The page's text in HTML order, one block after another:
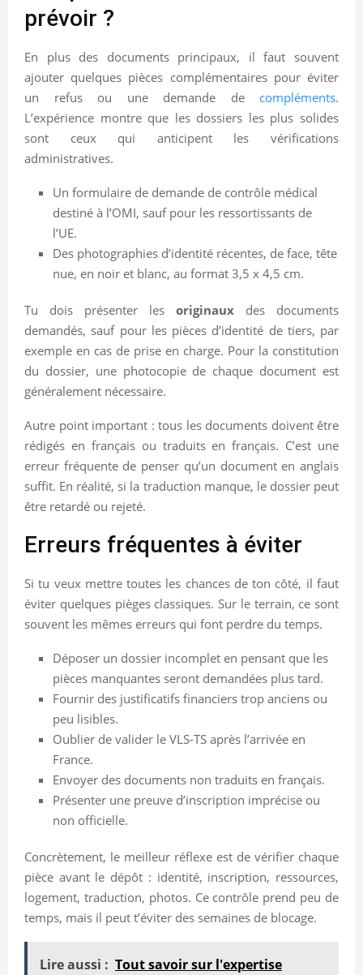
prévoir ?
En plus des documents principaux, il faut souvent
ajouter quelques pièces complémentaires pour éviter
un refus ou une demande de compléments.
L’expérience montre que les dossiers les plus solides
sont ceux qui anticipent les vérifications
administratives.
Un formulaire de demande de contrôle médical
destiné à l’OMI, sauf pour les ressortissants de
l’UE.
Des photographies d’identité récentes, de face, tête
nue, en noir et blanc, au format 3,5 x 4,5 cm.
Tu dois présenter les originaux des documents
demandés, sauf pour les pièces d’identité de tiers, par
exemple en cas de prise en charge. Pour la constitution
du dossier, une photocopie de chaque document est
généralement nécessaire.
Autre point important : tous les documents doivent être
rédigés en français ou traduits en français. C’est une
erreur fréquente de penser qu’un document en anglais
suffit. En réalité, si la traduction manque, le dossier peut
être retardé ou rejeté.
Erreurs fréquentes à éviter
Si tu veux mettre toutes les chances de ton côté, il faut
éviter quelques pièges classiques. Sur le terrain, ce sont
souvent les mêmes erreurs qui font perdre du temps.
Déposer un dossier incomplet en pensant que les
pièces manquantes seront demandées plus tard.
Fournir des justificatifs financiers trop anciens ou
peu lisibles.
Oublier de valider le VLS-TS après l’arrivée en
France.
Envoyer des documents non traduits en français.
Présenter une preuve d’inscription imprécise ou
non officielle.
Concrètement, le meilleur réflexe est de vérifier chaque
pièce avant le dépôt : identité, inscription, ressources,
logement, traduction, photos. Ce contrôle prend peu de
temps, mais il peut t’éviter des semaines de blocage.
Lire aussi : Tout savoir sur l'expertise